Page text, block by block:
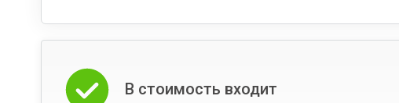
В стоимость входит